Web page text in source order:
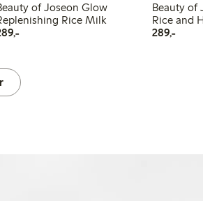
of Joseon Glow
Rice Milk
289,00 kr
Beauty of
Rice and
289,-